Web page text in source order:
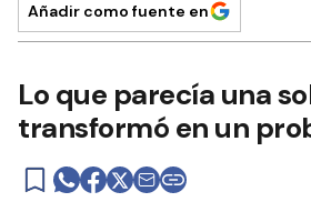
Añadir como fuente en
Lo que parecía una
transformó en un